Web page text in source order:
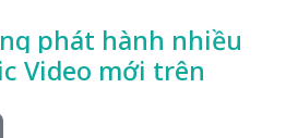
phát hành nhiều
Video mới trên